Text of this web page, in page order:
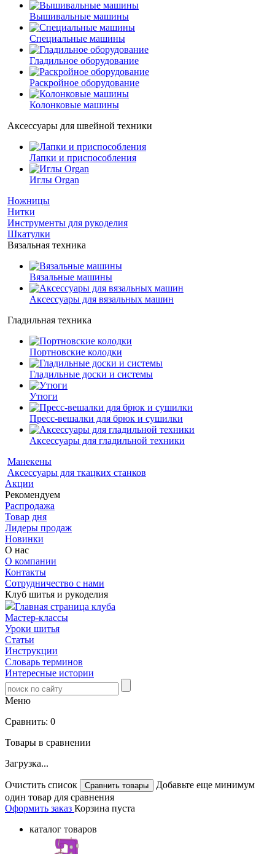
Вышивальные машины
Специальные машины
Гладильное оборудование
Раскройное оборудование
Колонковые машины
Аксессуары для швейной техники
Лапки и приспособления
Иглы Organ
Ножницы
Нитки
Инструменты для рукоделия
Шкатулки
Вязальная техника
Вязальные машины
Аксессуары для вязальных машин
Гладильная техника
Портновские колодки
Гладильные доски и системы
Утюги
Пресс-вешалки для брюк и сушилки
Аксессуары для гладильной техники
Манекены
Аксессуары для ткацких станков
Акции
Рекомендуем
Распродажа
Товар дня
Лидеры продаж
Новинки
О нас
О компании
Контакты
Сотрудничество с нами
Клуб шитья и рукоделия
Главная страница клуба
Мастер-классы
Уроки шитья
Статьи
Инструкции
Словарь терминов
Интересные истории
Меню
Сравнить: 0
Товары в сравнении
Загрузка...
Очистить список
Добавьте еще минимум
один товар для сравнения
Оформить заказ Корзина пуста
каталог товаров